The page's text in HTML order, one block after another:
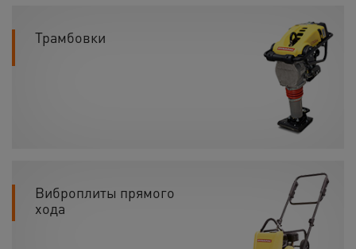
Трамбовки
Виброплиты прямого
хода